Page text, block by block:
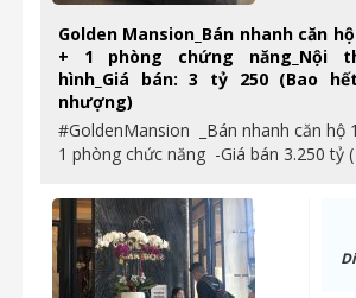
Golden Mansion_Bán nhanh căn
+ 1 phòng chứng năng_Nội
hình_Giá bán: 3 tỷ 250 (Bao
nhượng)
#GoldenMansion _Bán nhanh căn hộ
1 phòng chức năng -Giá bán 3.250 tỷ